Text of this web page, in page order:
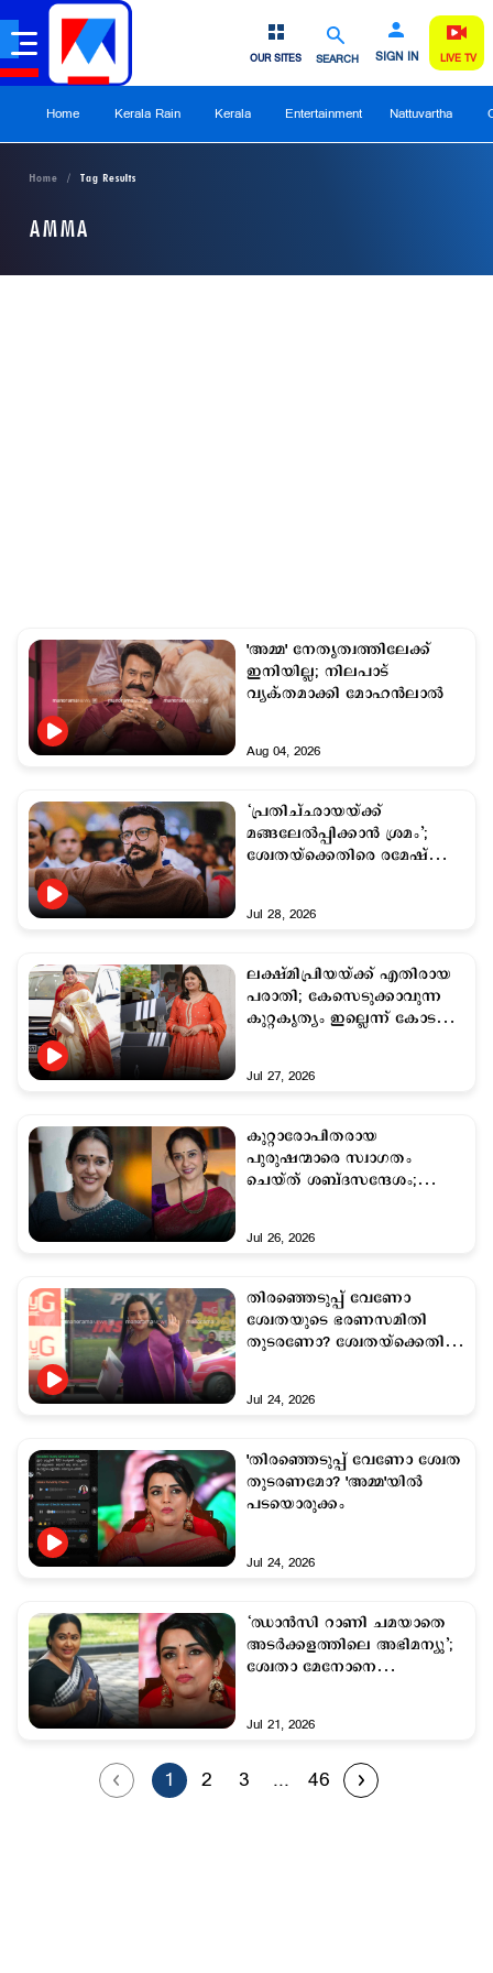
SEARCH SIGN IN
OUR SITES LIVE TV
Home Kerala Rain Kerala Entertainment Nattuvartha
Home Tag Results
AMMA
'അമ്മ' നേതൃത്വത്തിലേക്ക്
ഇനിയില്ല; നിലപാട്
വ്യക്തമാക്കി മോഹൻലാൽ
Aug 04, 2026
‘പ്രതിച്ഛായയ്ക്ക്
മങ്ങലേല്‍പ്പിക്കാന്‍ ശ്രമം’;
ശ്വേതയ്ക്കെതിരെ രമേഷ്
Jul 28, 2026
ലക്ഷ്മിപ്രിയയ്ക്ക് എതിരായ
പരാതി; കേസെടുക്കാവുന്ന
കുറ്റകൃത്യം ഇല്ലെന്ന് കോടതി;
Jul 27, 2026
കുറ്റാരോപിതരായ
പുരുഷന്മാരെ സ്വാഗതം
ചെയ്ത് ശബ്ദസന്ദേശം;
Jul 26, 2026
തിരഞ്ഞെടുപ്പ് വേണോ
ശ്വേതയുടെ ഭരണസമിതി
തുടരണോ? ശ്വേതയ്ക്കെതിരെ
Jul 24, 2026
'തിരഞ്ഞെടുപ്പ് വേണോ ശ്വേത
തുടരണമോ? 'അമ്മ'യിൽ
പടയൊരുക്കം
Jul 24, 2026
‘ഝാൻസി റാണി ചമയാതെ
അടർക്കളത്തിലെ അഭിമന്യു’;
ശ്വേതാ മേനോനെ
Jul 21, 2026
1 2 3 ... 46